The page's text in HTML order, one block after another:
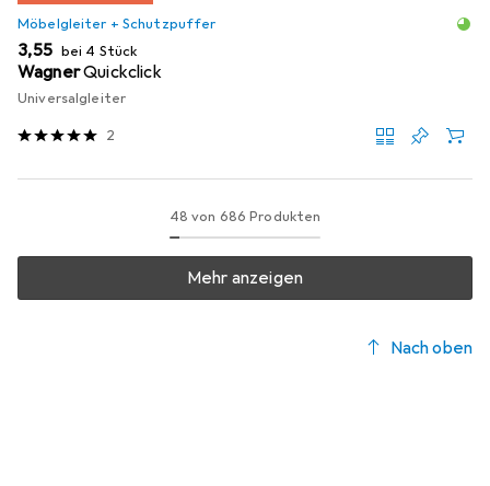
Möbelgleiter + Schutzpuffer
EUR
3,55 bei 4 Stück
WagnerQuickclick
Universalgleiter
2
48 von 686 Produkten
Mehr anzeigen
Nach oben